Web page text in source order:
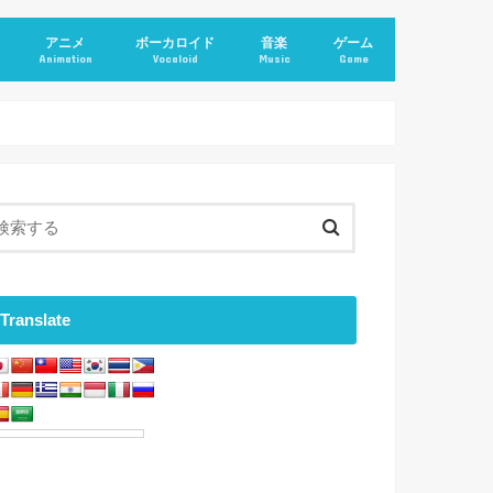
アニメ
Animation
ボーカロイド
Vocaloid
音楽
Music
ゲーム
Game
Translate